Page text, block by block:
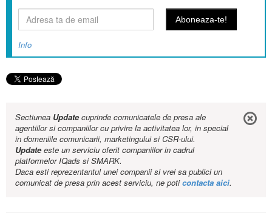
Info
Sectiunea Updatecuprinde comunicatele de presa ale
agentiilor si companiilor cu privire la activitatea lor, in special
in domeniile comunicarii, marketingului si CSR-ului.
Updateeste un serviciu oferit companiilor in cadrul
platformelor IQads si SMARK.
Daca esti reprezentantul unei companii si vrei sa publici un
comunicat de presa prin acest serviciu, ne poticontacta aici.